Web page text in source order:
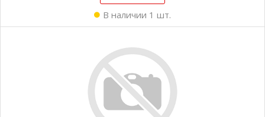
В наличии 1 шт.